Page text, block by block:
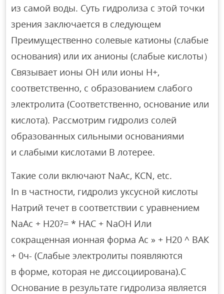
из самой воды. Суть гидролиза с этой точки
зрения заключается в следующем
Преимущественно солевые катионы (слабые
основания) или их анионы (слабые кислоты）
Связывает ионы OH или ионы H+,
соответственно, с образованием слабого
электролита (Соответственно, основание или
кислота). Рассмотрим гидролиз солей
образованных сильными основаниями
и слабыми кислотами В лотерее.
Такие соли включают NaAc, KCN, etc.
In в частности, гидролиз уксусной кислоты
Натрий течет в соответствии с уравнением
NaAc + H20?= * HAC + NaOH Или
сокращенная ионная форма Ас » + Н20 ^ ВАК
+ 0ч- (Слабые электролиты появляются
в форме, которая не диссоциирована).С
Основание в результате гидролиза является